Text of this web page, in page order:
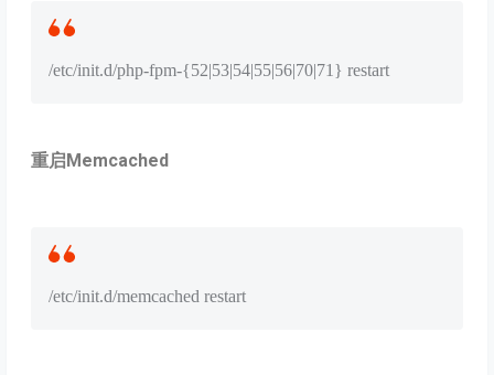
/etc/init.d/php-fpm-{52|53|54|55|56|70|71} restart
重启Memcached
/etc/init.d/memcached restart